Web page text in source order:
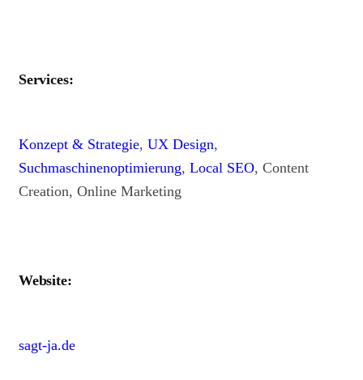
Services:
Konzept & Strategie, UX Design,
Suchmaschinenoptimierung, Local SEO, Content
Creation, Online Marketing
Website:
sagt-ja.de